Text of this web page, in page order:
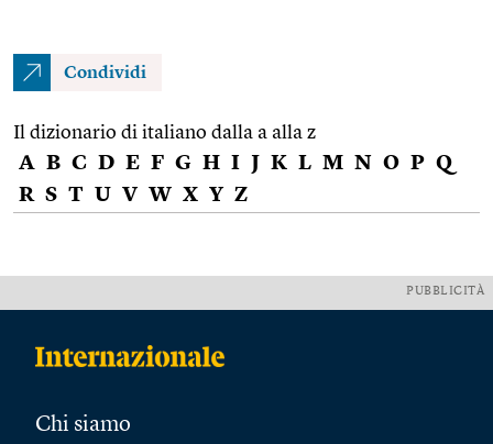
Condividi
Il dizionario di italiano dalla a alla z
A B C D E F G H I J K L M N O P Q
R S T U V W X Y Z
PUBBLICITÀ
Chi siamo